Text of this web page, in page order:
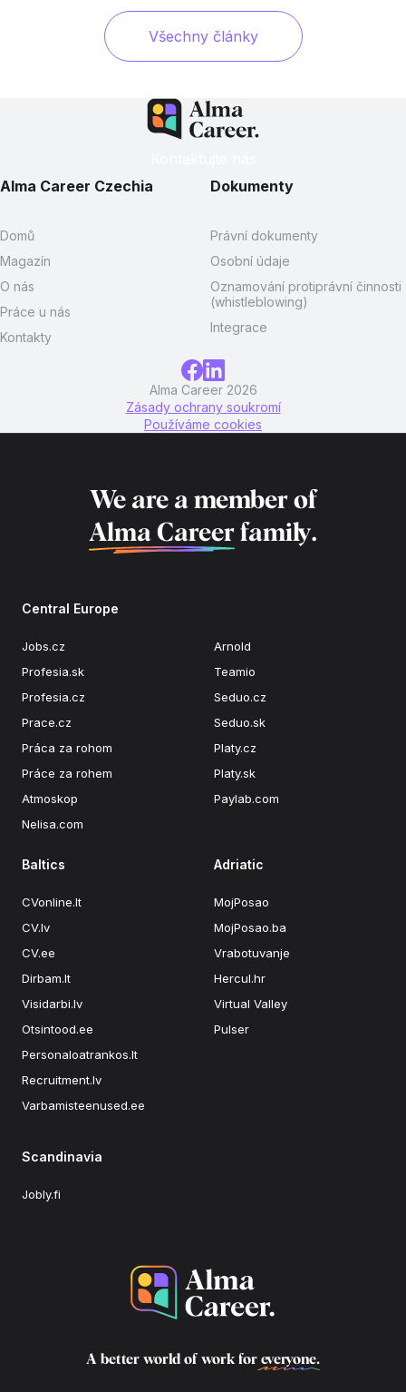
Všechny články
Alma Career Czechia
Domů
Magazín
O nás
Práce u nás
Kontakty
Dokumenty
Právní dokumenty
Osobní údaje
Oznamování protiprávní činnosti
(whistleblowing)
Integrace
Alma Career 2026
Zásady ochrany soukromí
Používáme cookies
We are a member of
Alma Career family.
Central Europe
Jobs.cz
Profesia.sk
Profesia.cz
Prace.cz
Práca za rohom
Práce za rohem
Atmoskop
Nelisa.com
Arnold
Teamio
Seduo.cz
Seduo.sk
Platy.cz
Platy.sk
Paylab.com
Baltics
CVonline.lt
CV.lv
CV.ee
Dirbam.lt
Visidarbi.lv
Otsintood.ee
Personaloatrankos.lt
Recruitment.lv
Varbamisteenused.ee
Adriatic
MojPosao
MojPosao.ba
Vrabotuvanje
Hercul.hr
Virtual Valley
Pulser
Scandinavia
Jobly.fi
A better world of work for everyone.